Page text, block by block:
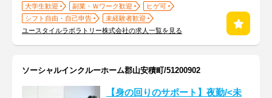
大学生歓迎 副業・Ｗワーク歓迎
ヒゲ可
シフト自由・自己申告
未経験者歓迎
ユースタイルラボラトリー株式会社の求人一覧を見る
ソーシャルインクルーホーム郡山安積町/51200902
【身の回りのサポート】夜勤/<未